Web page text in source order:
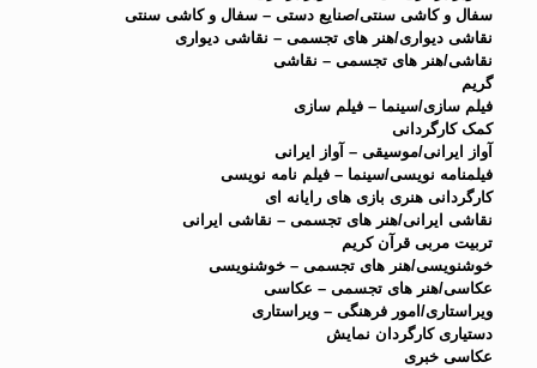
سفال و کاشی سنتی/صنایع دستی – سفال و کاشی سنتی
نقاشی دیواری/هنر های تجسمی – نقاشی دیواری
نقاشی/هنر های تجسمی – نقاشی
گریم
فیلم سازی/سینما – فیلم سازی
کمک کارگردانی
آواز ایرانی/موسیقی – آواز ایرانی
فیلمنامه نویسی/سینما – فیلم نامه نویسی
کارگردانی هنری بازی های رایانه ای
نقاشی ایرانی/هنر های تجسمی – نقاشی ایرانی
تربیت مربی قرآن کریم
خوشنویسی/هنر های تجسمی – خوشنویسی
عکاسی/هنر های تجسمی – عکاسی
ویراستاری/امور فرهنگی – ویراستاری
دستیاری کارگردان نمایش
عکاسی خبری